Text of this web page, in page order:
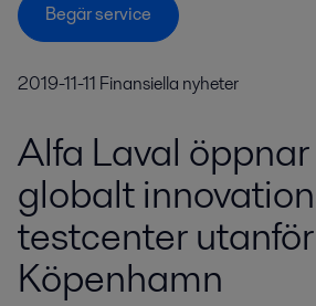
Begär service
2019-11-11 Finansiella nyheter
Alfa Laval
globalt
testcenter utanför
Köpenhamn